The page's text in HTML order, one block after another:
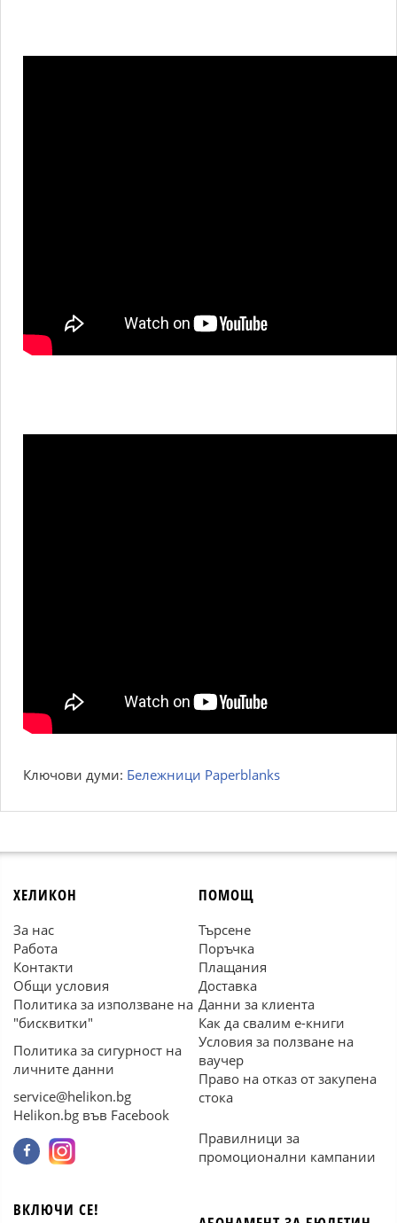
Ключови думи: Бележници Paperblanks
ХЕЛИКОН
За нас
Работа
Контакти
Общи условия
Политика за използване на
"бисквитки"
Политика за сигурност на
личните данни
service@helikon.bg
Helikon.bg във Facebook
ПОМОЩ
Търсене
Поръчка
Плащания
Доставка
Данни за клиента
Как да свалим е-книги
Условия за ползване на
ваучер
Право на отказ от закупена
стока
Правилници за
промоционални кампании
ВКЛЮЧИ СЕ!